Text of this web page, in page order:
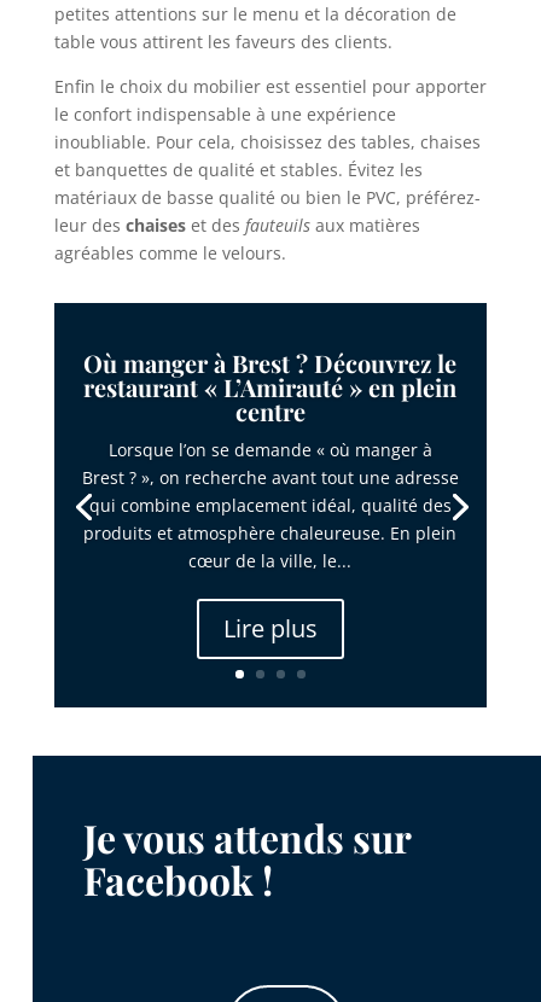
petites attentions sur le menu et la décoration de
table vous attirent les faveurs des clients.
Enfin le choix du mobilier est essentiel pour apporter
le confort indispensable à une expérience
inoubliable. Pour cela, choisissez des tables, chaises
et banquettes de qualité et stables. Évitez les
matériaux de basse qualité ou bien le PVC, préférez-
leur des chaiseset des fauteuilsaux matières
agréables comme le velours.
Où manger à Brest ? Découvrez le
restaurant « L’Amirauté » en plein
centre
Lorsque l’on se demande « où manger à
Brest ? », on recherche avant tout une adresse
qui combine emplacement idéal, qualité des
produits et atmosphère chaleureuse. En plein
cœur de la ville, le...
Lire plus
Je vous attends sur
Facebook !